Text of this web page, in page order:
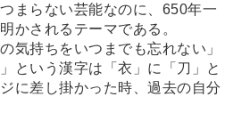
まらない芸能なのに、650年一
かされるテーマである。
気持ちをいつまでも忘れない」
という漢字は「衣」に「刀」と
に差し掛かった時、過去の自分